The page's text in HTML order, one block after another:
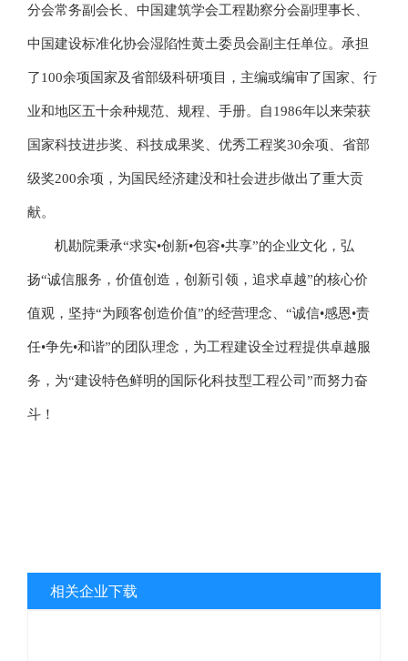
分会常务副会长、中国建筑学会工程勘察分会副理事长、
中国建设标准化协会湿陷性黄土委员会副主任单位。承担
了100余项国家及省部级科研项目，主编或编审了国家、行
业和地区五十余种规范、规程、手册。自1986年以来荣获
国家科技进步奖、科技成果奖、优秀工程奖30余项、省部
级奖200余项，为国民经济建没和社会进步做出了重大贡
献。
机勘院秉承“求实•创新•包容•共享”的企业文化，弘
扬“诚信服务，价值创造，创新引领，追求卓越”的核心价
值观，坚持“为顾客创造价值”的经营理念、“诚信•感恩•责
任•争先•和谐”的团队理念，为工程建设全过程提供卓越服
务，为“建设特色鲜明的国际化科技型工程公司”而努力奋
斗！
相关企业下载